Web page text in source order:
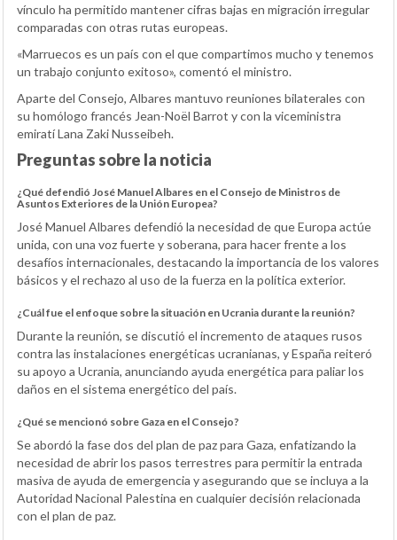
vínculo ha permitido mantener cifras bajas en migración irregular
comparadas con otras rutas europeas.
«Marruecos es un país con el que compartimos mucho y tenemos
un trabajo conjunto exitoso», comentó el ministro.
Aparte del Consejo, Albares mantuvo reuniones bilaterales con
su homólogo francés Jean-Noël Barrot y con la viceministra
emiratí Lana Zaki Nusseibeh.
Preguntas sobre la noticia
¿Qué defendió José Manuel Albares en el Consejo de Ministros de
Asuntos Exteriores de la Unión Europea?
José Manuel Albares defendió la necesidad de que Europa actúe
unida, con una voz fuerte y soberana, para hacer frente a los
desafíos internacionales, destacando la importancia de los valores
básicos y el rechazo al uso de la fuerza en la política exterior.
¿Cuál fue el enfoque sobre la situación en Ucrania durante la reunión?
Durante la reunión, se discutió el incremento de ataques rusos
contra las instalaciones energéticas ucranianas, y España reiteró
su apoyo a Ucrania, anunciando ayuda energética para paliar los
daños en el sistema energético del país.
¿Qué se mencionó sobre Gaza en el Consejo?
Se abordó la fase dos del plan de paz para Gaza, enfatizando la
necesidad de abrir los pasos terrestres para permitir la entrada
masiva de ayuda de emergencia y asegurando que se incluya a la
Autoridad Nacional Palestina en cualquier decisión relacionada
con el plan de paz.